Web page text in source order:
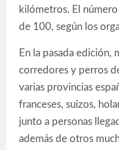
kilómetros. El
de 100, según los
En la pasada edición,
corredores y perros
varias provincias
franceses, suizos,
junto a personas
además de otros